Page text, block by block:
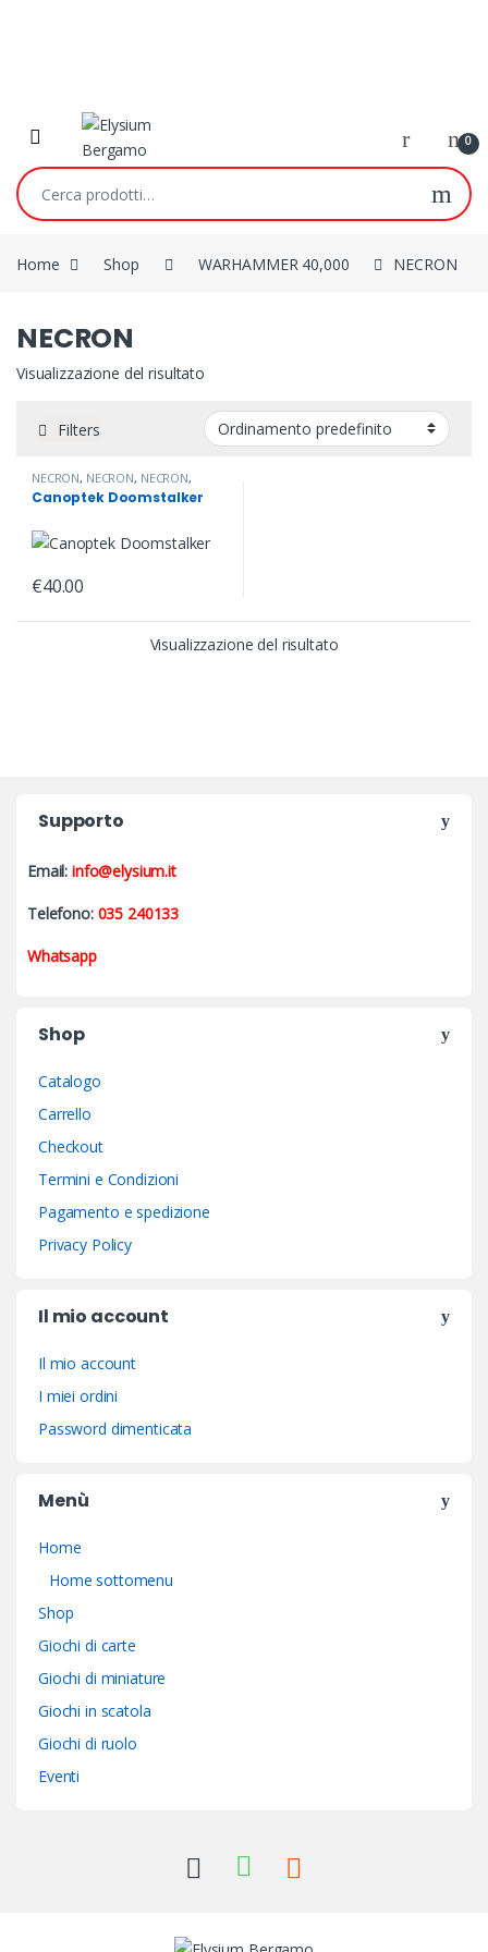
Skip to navigation
Skip to content
0
Cerca:
Home Shop WARHAMMER 40,000 NECRON
NECRON
Visualizzazione del risultato
Filters
NECRON, NECRON, NECRON,
NECRON , WARHAMMER 40,000
NECRON,NECRON,NECRON,
Canoptek Doomstalker
€40.00
Visualizzazione del risultato
Supporto
Email:info@elysium.it
Telefono: 035 240133
Whatsapp
Shop
Catalogo
Carrello
Checkout
Termini e Condizioni
Pagamento e spedizione
Privacy Policy
Il mio account
Il mio account
I miei ordini
Password dimenticata
Menù
Home
Home sottomenu
Shop
Giochi di carte
Giochi di miniature
Giochi in scatola
Giochi di ruolo
Eventi